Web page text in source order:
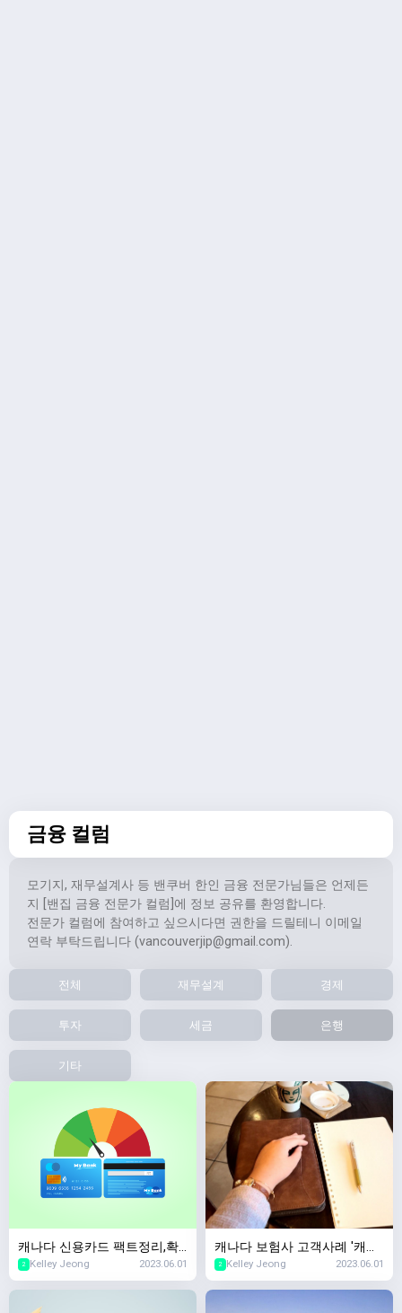
금융 컬럼
모기지, 재무설계사 등 밴쿠버 한인 금융 전문가님들은 언제든
지 [밴집 금융 전문가 컬럼]에 정보 공유를 환영합니다.
전문가 컬럼에 참여하고 싶으시다면 권한을 드릴테니 이메일
연락 부탁드립니다 (vancouverjip@gmail.com).
전체 재무설계 경제
투자 세금 은행
기타
캐나다 신용카드 팩트정리,확
인할때마다 캐나다 신용점수
하락한다?
2 Kelley Jeong 2023.06.01
캐나다 보험사 고객사례 '캐나
다서 생명보험샀는데 회사가
망하면요?'
2 Kelley Jeong 2023.06.01